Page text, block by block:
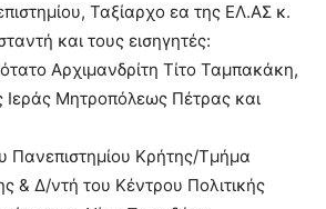
Ταξίαρχο εα της ΕΛ.ΑΣ κ.
και τους εισηγητές:
Αρχιμανδρίτη Τίτο Ταμπακάκη,
Μητροπόλεως Πέτρας και
Πανεπιστημίου Κρήτης/Τμήμα
& Δ/ντή του Κέντρου Πολιτικής